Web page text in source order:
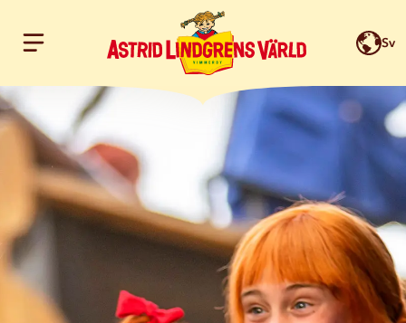
Hoppa till innehållet Sv